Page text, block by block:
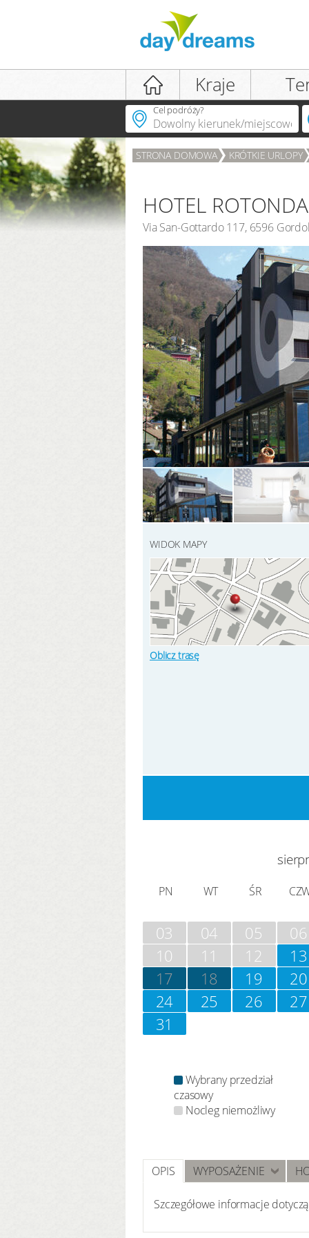
Logowanie
LOGOWANIE
Kraje
Cel podróży?
STRONA DOMOWA KRÓTKIE URLOPY
HOTEL ROTONDA
Via San-Gottardo 117, 6596
WIDOK MAPY
Oblicz trasę
PN WT ŚR
03 04 05
06
10
11 12
13
17
18 19
20
24
25 26
27
31
Wybrany przedział
czasowy
Nocleg niemożliwy
OPIS WYPOSAŻENIE
Szczegółowe informacje